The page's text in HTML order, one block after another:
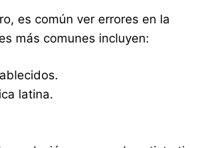
es común ver errores en la
más comunes incluyen:
latina.